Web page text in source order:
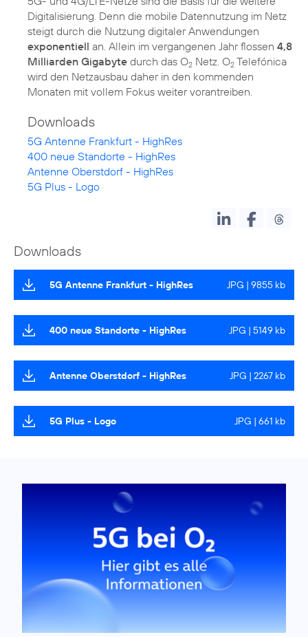
Digitalisierung. Denn die mobile Datennutzung im Netz
steigt durch die Nutzung digitaler Anwendungen
exponentiell an. Allein im vergangenen Jahr flossen 4,8
Milliarden Gigabyte durch das O2 Netz. O2 Telefónica
wird den Netzausbau daher in den kommenden
Monaten mit vollem Fokus weiter vorantreiben.
Downloads
5G Antenne Frankfurt - HighRes
400 neue Standorte - HighRes
Antenne Oberstdorf - HighRes
5G Plus - Logo
Downloads
5G Antenne Frankfurt - HighRes JPG | 9855 kb
400 neue Standorte - HighRes JPG | 5149 kb
Antenne Oberstdorf - HighRes JPG | 2267 kb
5G Plus - Logo JPG | 661 kb